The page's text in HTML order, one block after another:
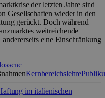
der letzten Jahre sind
Gesellschaften wieder in den
gerückt. Doch während
weitreichende
eine Einschränkung
Kernbereichslehre